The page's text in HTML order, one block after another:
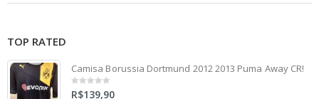
TOP RATED
Camisa Borussia Dortmund 2012 2013 Puma Away CR!
0
R$139,90